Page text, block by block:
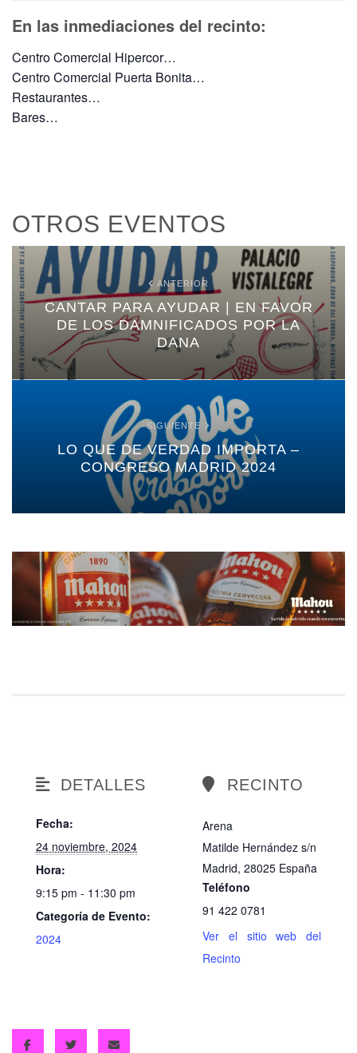
En las inmediaciones del recinto:
Centro Comercial Hipercor…
Centro Comercial Puerta Bonita…
Restaurantes…
Bares…
OTROS EVENTOS
ANTERIOR
CANTAR PARA AYUDAR | EN FAVOR
DE LOS DAMNIFICADOS POR LA
DANA
SIGUIENTE
LO QUE DE VERDAD IMPORTA –
CONGRESO MADRID 2024
DETALLES
Fecha:
24 noviembre, 2024
Hora:
9:15 pm - 11:30 pm
Categoría de Evento:
2024
RECINTO
Arena
Matilde Hernández s/n
Madrid, 28025 España
Teléfono
91 422 0781
Ver el sitio web del
Recinto